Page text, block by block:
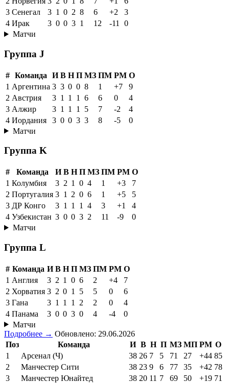
3 Сенегал 3 1 0 2 8 6 +2
3
4 Ирак 3 0 0 3 1 12 -11
0
Матчи
Группа J
# Команда И В Н П МЗ ПМ РМ О
1 Аргентина 3 3 0 0 8 1 +7
9
2 Австрия 3 1 1 1 6 6 0
4
3 Алжир 3 1 1 1 5 7 -2
4
4 Иордания 3 0 0 3 3 8 -5
0
Матчи
Группа K
# Команда И В Н П МЗ ПМ РМ О
1 Колумбия 3 2 1 0 4 1 +3
7
2 Португалия 3 1 2 0 6 1 +5
5
3 ДР Конго 3 1 1 1 4 3 +1
4
4 Узбекистан 3 0 0 3 2 11 -9
0
Матчи
Группа L
# Команда И В Н П МЗ ПМ РМ О
1 Англия 3 2 1 0 6 2 +4
7
2 Хорватия 3 2 0 1 5 5 0
6
3 Гана 3 1 1 1 2 2 0
4
4 Панама 3 0 0 3 0 4 -4
0
Матчи
Подробнее → Обновлено: 29.06.2026
Поз
Команда И В Н П МЗ МП РМ О
1
Арсенал (Ч) 38 26 7 5 71 27 +44 85
2
Манчестер Сити 38 23 9 6 77 35 +42 78
3
Манчестер Юнайтед 38 20 11 7 69 50 +19 71